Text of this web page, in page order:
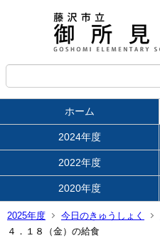
ホーム
2024年度
2022年度
2020年度
2025年度 今日のきゅうしょく
４．１８（金）の給食